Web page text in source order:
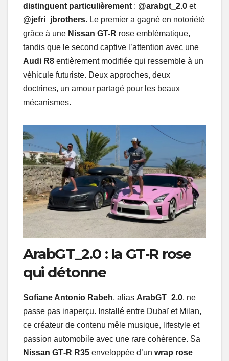
distinguent particulièrement : @arabgt_2.0 et
@jefri_jbrothers. Le premier a gagné en notoriété
grâce à une Nissan GT-R rose emblématique,
tandis que le second captive l’attention avec une
Audi R8 entièrement modifiée qui ressemble à un
véhicule futuriste. Deux approches, deux
doctrines, un amour partagé pour les beaux
mécanismes.
ArabGT_2.0 : la GT‑R rose
qui détonne
Sofiane Antonio Rabeh, alias ArabGT_2.0, ne
passe pas inaperçu. Installé entre Dubaï et Milan,
ce créateur de contenu mêle musique, lifestyle et
passion automobile avec une rare cohérence. Sa
Nissan GT‑R R35 enveloppée d’un wrap rose